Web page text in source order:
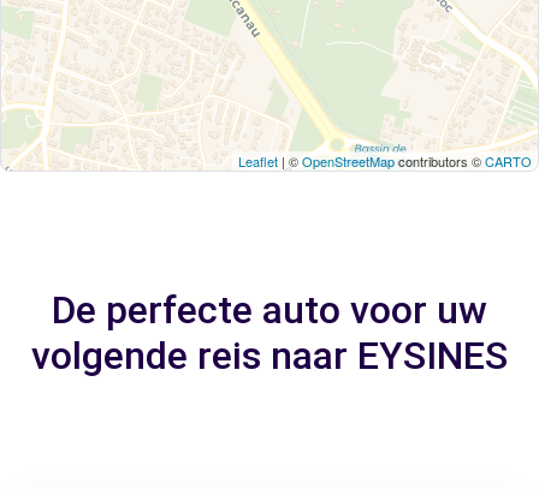
Leaflet | ©OpenStreetMapcontributors ©CARTO
De perfecte auto voor uw
volgende reis naar EYSINES